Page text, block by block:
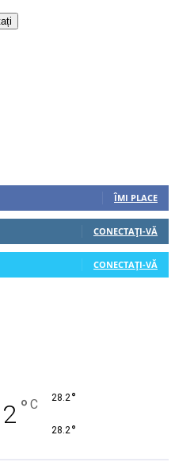
ÎMI PLACE
CONECTAȚI-VĂ
CONECTAȚI-VĂ
° C 28.2°
28.2°